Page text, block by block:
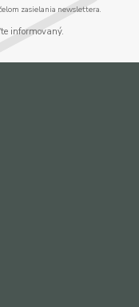
zasielania newslettera.
informovaný.